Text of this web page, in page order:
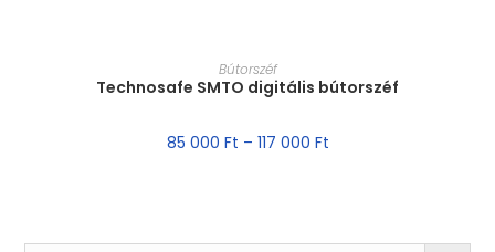
MÉRET VÁLASZTÁSA
Bútorszéf
Technosafe SMTO digitális bútorszéf
85 000 Ft – 117 000 Ft